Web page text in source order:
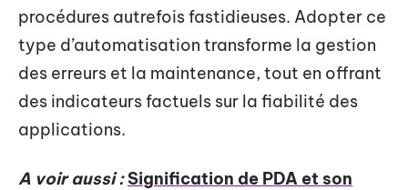
procédures autrefois fastidieuses. Adopter ce
type d’automatisation transforme la gestion
des erreurs et la maintenance, tout en offrant
des indicateurs factuels sur la fiabilité des
applications.
A voir aussi : Signification de PDA et son